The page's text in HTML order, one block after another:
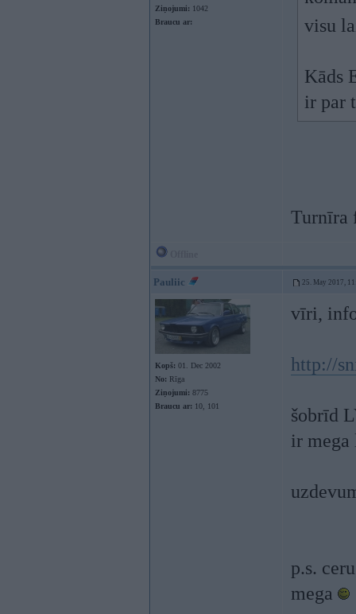
Ziņojumi: 1042
Braucu ar:
visu
Kāds
ir par
Turnīra
Pauliic 25. May 2017,
Kopš: 01. Dec 2002
No: Rīga
Ziņojumi: 8775
Braucu ar: 10, 101
vīri,
http://
šobrīd
ir
p.s.
mega